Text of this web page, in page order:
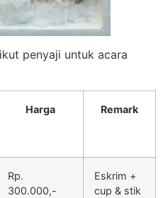
penyaji untuk acara
Harga Remark
Rp.
300.000,-
Eskrim +
cup & stik